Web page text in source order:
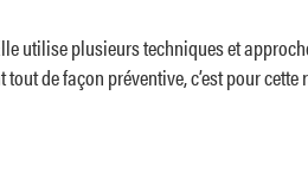
utilise plusieurs techniques et
de façon préventive, c’est pour